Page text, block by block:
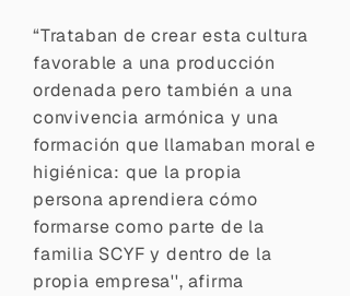
“Trataban de crear esta cultura
favorable a una producción
ordenada pero también a una
convivencia armónica y una
formación que llamaban moral e
higiénica: que la propia
persona aprendiera cómo
formarse como parte de la
familia SCYF y dentro de la
propia empresa'', afirma